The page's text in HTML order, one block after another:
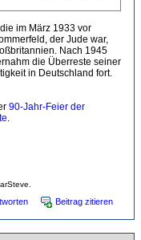
im März 1933 vor
der Jude war,
Nach 1945
die Überreste seiner
in Deutschland fort.
90-Jahr-Feier der
.
Beitrag zitieren